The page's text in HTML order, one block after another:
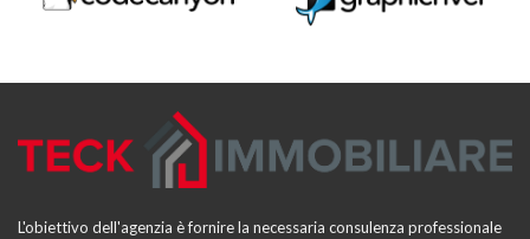
L'obiettivo dell'agenzia è fornire la necessaria consulenza professionale